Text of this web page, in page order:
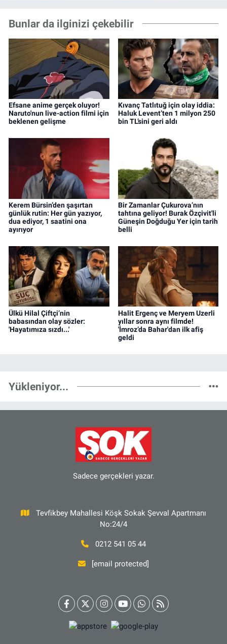
Bunlar da ilginizi çekebilir
Efsane anime gerçek oluyor!
Naruto'nun live-action filmi için
beklenen gelişme
Kıvanç Tatlıtuğ için olay iddia:
Haluk Levent’ten 1 milyon 250
bin TL’sini geri aldı
Kerem Bürsin’den şaşırtan
günlük rutin: Her gün yazıyor,
dua ediyor, 1 saatini ona
ayırıyor
Bir Zamanlar Çukurova’nın
tahtına geliyor! Burak Özçivit'li
Güneşin Doğduğu Yer için tarih
belli
Ülkü Hilal Çiftçi’nin
babasından olay sözler:
'Hayatımıza sızdı...'
Halit Ergenç ve Meryem Uzerli
yıllar sonra aynı filmde!
'İmroz’da Bahar'dan ilk afiş
geldi
Yükleniyor...
Sadece gerçekleri yazar.
Tevfikbey Mahallesi Köşk Sokak Şevval Apartmanı
No:24/4
0212 541 05 44
[email protected]